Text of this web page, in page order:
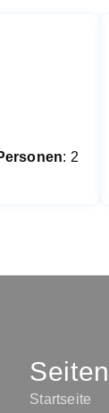
: 2
Seiten
Startseite